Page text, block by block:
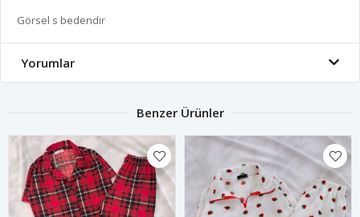
Görsel s bedendir
Yorumlar
Benzer Ürünler